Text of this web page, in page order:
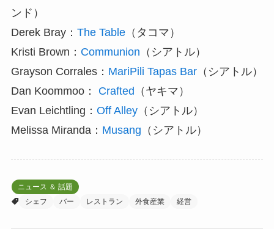
ンド）
Derek Bray： The Table（タコマ）
Kristi Brown： Communion （シアトル）
Grayson Corrales： MariPili Tapas Bar（シアトル）
Dan Koommoo： Crafted （ヤキマ）
Evan Leichtling： Off Alley（シアトル）
Melissa Miranda： Musang （シアトル）
ニュース ＆ 話題
シェフ
バー レストラン 外食産業 経営